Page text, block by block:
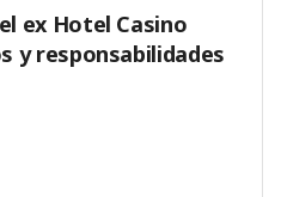
ex Hotel Casino
y responsabilidades